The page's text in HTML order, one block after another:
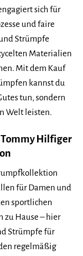
sich für
und faire
Strümpfe
Materialien
Mit dem Kauf
kannst du
tun, sondern
Welt leisten.
Hilfiger
für Damen und
sportlichen
zu Hause – hier
Strümpfe für
regelmäßig